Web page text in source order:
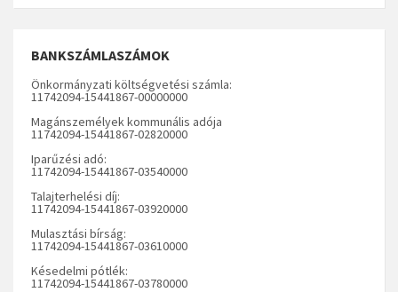
BANKSZÁMLASZÁMOK
Önkormányzati költségvetési számla:
11742094-15441867-00000000
Magánszemélyek kommunális adója
11742094-15441867-02820000
Iparűzési adó:
11742094-15441867-03540000
Talajterhelési díj:
11742094-15441867-03920000
Mulasztási bírság:
11742094-15441867-03610000
Késedelmi pótlék:
11742094-15441867-03780000